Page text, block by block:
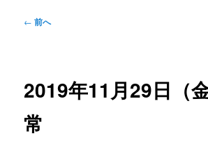
投
ー
ョ
ン
← 前へ
2019年11月29日（
常